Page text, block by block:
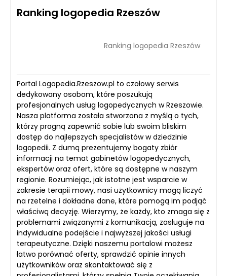
Ranking logopedia Rzeszów
Ranking logopedia Rzeszów
Portal Logopedia.Rzeszow.pl to czołowy serwis
dedykowany osobom, które poszukują
profesjonalnych usług logopedycznych w Rzeszowie.
Nasza platforma została stworzona z myślą o tych,
którzy pragną zapewnić sobie lub swoim bliskim
dostęp do najlepszych specjalistów w dziedzinie
logopedii. Z dumą prezentujemy bogaty zbiór
informacji na temat gabinetów logopedycznych,
ekspertów oraz ofert, które są dostępne w naszym
regionie. Rozumiejąc, jak istotne jest wsparcie w
zakresie terapii mowy, nasi użytkownicy mogą liczyć
na rzetelne i dokładne dane, które pomogą im podjąć
właściwą decyzję. Wierzymy, że każdy, kto zmaga się z
problemami związanymi z komunikacją, zasługuje na
indywidualne podejście i najwyższej jakości usługi
terapeutyczne. Dzięki naszemu portalowi możesz
łatwo porównać oferty, sprawdzić opinie innych
użytkowników oraz skontaktować się z